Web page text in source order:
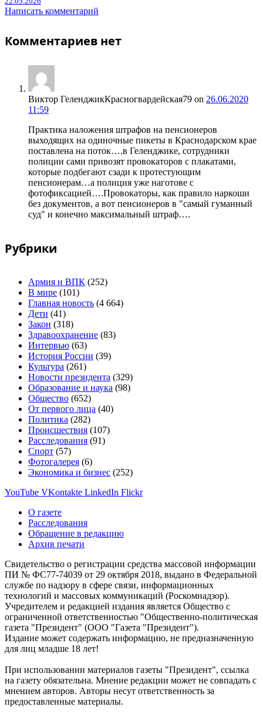
Написать комментарий
Комментариев нет
Виктор ГеленджикКрасногвардейская79 on 26.06.2020
11:59
Практика наложения штрафов на пенсионеров
выходящих на одиночные пикеты в Краснодарском крае
поставлена на поток….в Геленджике, сотрудники
полиции сами привозят провокаторов с плакатами,
которые подбегают сзади к протестующим
пенсионерам…а полиция уже наготове с
фотофиксацией….Провокаторы, как правило наркоши
без документов, а вот пенсионеров в "самый гуманный
суд" и конечно максимальный штраф….
Рубрики
Армия и ВПК (252)
В мире (101)
Главная новость (4 664)
Дети (41)
Закон (318)
Здравоохранение (83)
Интервью (63)
История России (39)
Культура (261)
Новости президента (329)
Образование и наука (98)
Общество (652)
От первого лица (40)
Политика (282)
Происшествия (107)
Расследования (91)
Спорт (57)
Фотогалерея (6)
Экономика и бизнес (252)
YouTube VKontakte LinkedIn Flickr
О газете
Расследования
Обращение в редакцию
Архив печати
Свидетельство о регистрации средства массовой информации
ПИ № ФС77-74039 от 29 октября 2018, выдано в Федеральной
службе по надзору в сфере связи, информационных
технологий и массовых коммуникаций (Роскомнадзор).
Учредителем и редакцией издания является Общество с
ограниченной ответственностью "Общественно-политическая
газета "Президент" (ООО "Газета "Президент").
Издание может содержать информацию, не предназначенную
для лиц младше 18 лет!
При использовании материалов газеты "Президент", ссылка
на газету обязательна. Мнение редакции может не совпадать с
мнением авторов. Авторы несут ответственность за
предоставленные материалы.